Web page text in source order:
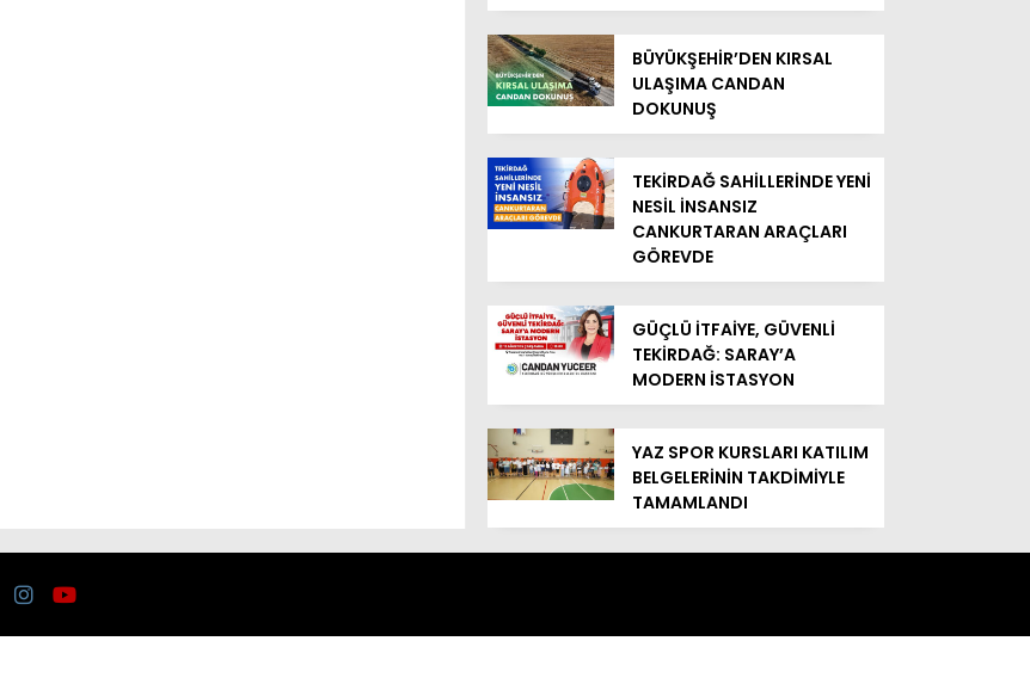
BÜYÜKŞEHİR’DEN KIRSAL
ULAŞIMA CANDAN
DOKUNUŞ
TEKİRDAĞ SAHİLLERİNDE YENİ
NESİL İNSANSIZ
CANKURTARAN ARAÇLARI
GÖREVDE
GÜÇLÜ İTFAİYE, GÜVENLİ
TEKİRDAĞ: SARAY’A
MODERN İSTASYON
YAZ SPOR KURSLARI KATILIM
BELGELERİNİN TAKDİMİYLE
TAMAMLANDI